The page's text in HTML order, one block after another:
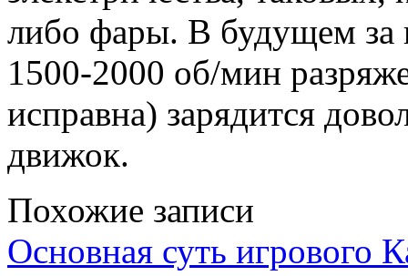
либо фары. В будущем за
1500-2000 об/мин
исправна) зарядится
движок.
Похожие записи
Основная суть игрового